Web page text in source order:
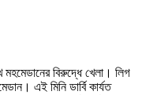
বিরুদ্ধে খেলা। লিগ
এই মিনি ডার্বি কার্যত